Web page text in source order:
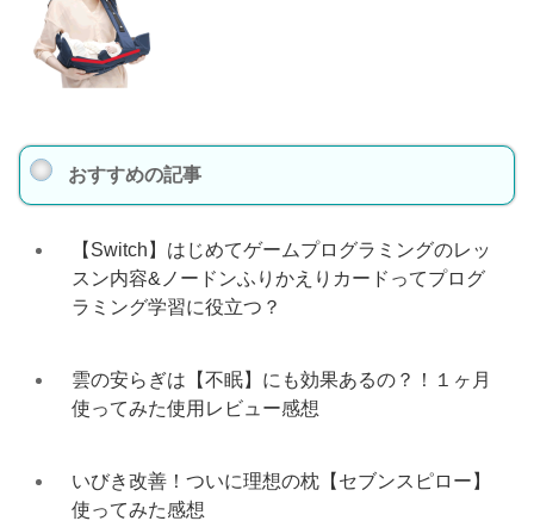
おすすめの記事
【Switch】はじめてゲームプログラミングのレッ
スン内容&ノードンふりかえりカードってプログ
ラミング学習に役立つ？
雲の安らぎは【不眠】にも効果あるの？！１ヶ月
使ってみた使用レビュー感想
いびき改善！ついに理想の枕【セブンスピロー】
使ってみた感想